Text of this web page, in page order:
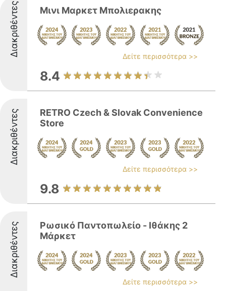
Διακριθέντες Μινι Μαρκετ Μπολιερακης
Δείτε περισσότερα >>
8.4
Διακριθέντες
RETRO Czech & Slovak Convenience
Store
Δείτε περισσότερα >>
9.8
Διακριθέντες
Ρωσικό Παντοπωλείο - Ιθάκης 2
Μάρκετ
Δείτε περισσότερα >>